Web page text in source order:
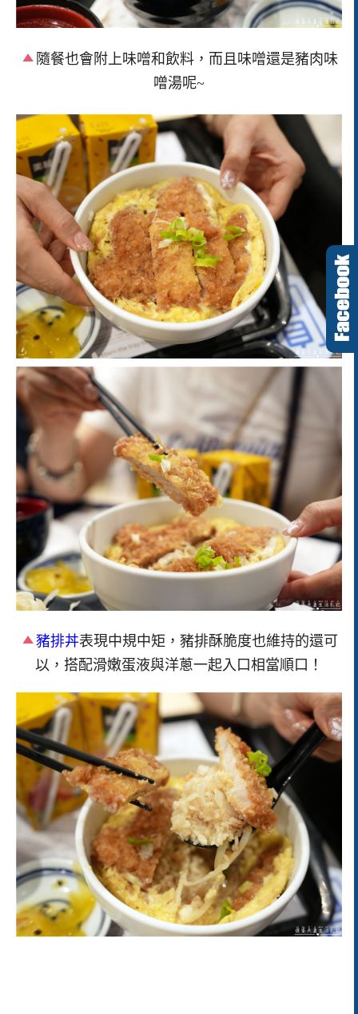
隨餐也會附上味噌和飲料，而且味噌還是豬肉味
噌湯呢~
豬排丼表現中規中矩，豬排酥脆度也維持的還可
以，搭配滑嫩蛋液與洋蔥一起入口相當順口！